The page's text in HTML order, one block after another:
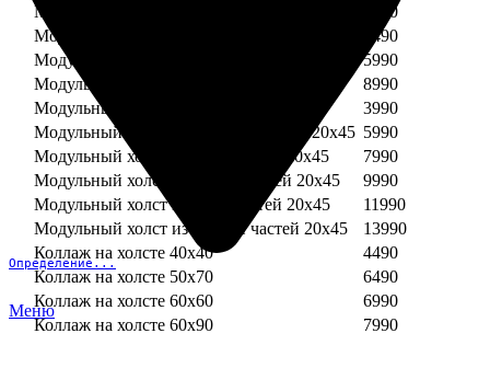
Определение...
Меню
Модульный холст из двух частей 30х40
4990
Модульный холст из трех частей 30х40
7490
Модульный холст из двух частей 40х40
5990
Модульный холст из трех частей 40х40
8990
Модульный холст из трех частей 20х45
3990
Модульный холст из четырех частей 20х45 5990
Модульный холст из пяти частей 20х45
7990
Модульный холст из шести частей 20х45
9990
Модульный холст из семи частей 20х45
11990
Модульный холст из восьми частей 20х45
13990
Коллаж на холсте 40х40
4490
Коллаж на холсте 50х70
6490
Коллаж на холсте 60х60
6990
Коллаж на холсте 60х90
7990